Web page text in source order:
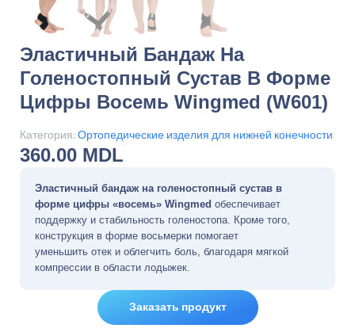
Эластичный Бандаж На
Голеностопный Сустав В Форме
Цифры Восемь Wingmed (W601)
Категория:Ортопедические изделия для нижней конечности
360.00 MDL
Эластичный бандаж на голеностопный сустав в
форме цифры «восемь» Wingmed обеспечивает
поддержку и стабильность голеностопа. Кроме того,
конструкция в форме восьмерки помогает
уменьшить отек и облегчить боль, благодаря мягкой
компрессии в области лодыжек.
Заказать продукт